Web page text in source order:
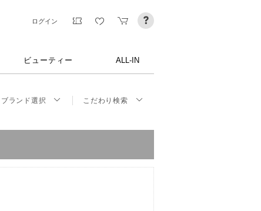
ログイン
ビューティー ALL-IN
ブランド選択 こだわり検索